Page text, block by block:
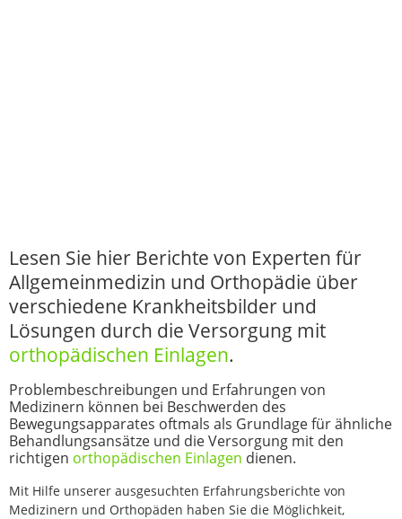
Lesen Sie hier Berichte von Experten für
Allgemeinmedizin und Orthopädie über
verschiedene Krankheitsbilder und
Lösungen durch die Versorgung mit
orthopädischen Einlagen.
Problembeschreibungen und Erfahrungen von
Medizinern können bei Beschwerden des
Bewegungsapparates oftmals als Grundlage für ähnliche
Behandlungsansätze und die Versorgung mit den
richtigen orthopädischen Einlagen dienen.
Mit Hilfe unserer ausgesuchten Erfahrungsberichte von
Medizinern und Orthopäden haben Sie die Möglichkeit,